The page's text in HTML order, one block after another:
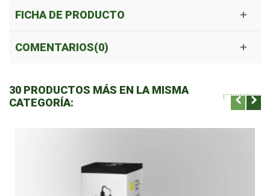
FICHA DE PRODUCTO
COMENTARIOS(0)
30 PRODUCTOS MÁS EN LA MISMA
CATEGORÍA: